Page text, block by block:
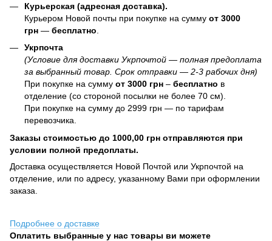
Курьерская (адресная доставка).
Курьером Новой почты при покупке на сумму от 3000
грн — бесплатно
Укрпочта
(Условие для доставки Укрпочтой — полная предоплата
за выбранный товар. Срок отправки — 2-3 рабочих дня)
При покупке на сумму от 3000 грн – бесплатно в
отделение (со стороной посылки не более 70 см).
При покупке на сумму до 2999 грн — по тарифам
перевозчика.
Заказы стоимостью до 1000,00 грн отправляются при
условии полной предоплаты.
Доставка осуществляется Новой Почтой или Укрпочтой на
отделение, или по адресу, указанному Вами при оформлении
заказа.
Подробнее о доставке
Оплатить выбранные у нас товары ви можете